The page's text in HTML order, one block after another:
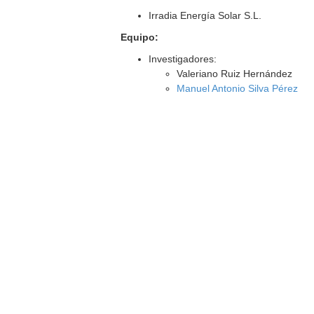
Irradia Energía Solar S.L.
Equipo:
Investigadores:
Valeriano Ruiz Hernández
Manuel Antonio Silva Pérez